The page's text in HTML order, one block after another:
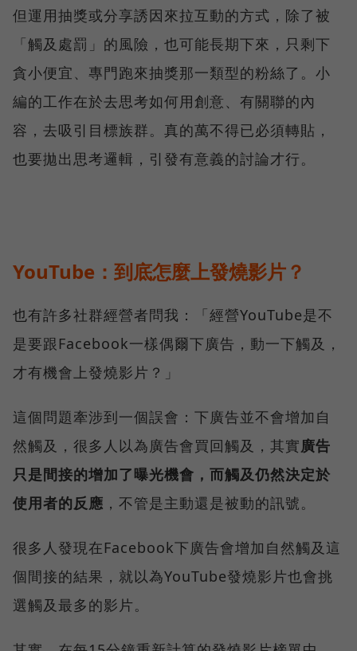
但運用抽獎或分享誘因來拉互動的方式，除了被
「觸及處罰」的風險，也可能長期下來，只剩下
貪小便宜、專門跑來抽獎那一類型的粉絲了。小
編的工作在於去思考如何用創意、有關聯的內
容，去吸引目標族群。真的萬不得已必須轉貼，
也要拋出思考邏輯，引發有意義的討論才行。
YouTube：到底怎麼上發燒影片？
也有許多社群經營者問我：「經營YouTube是不
是要跟Facebook一樣偶爾下廣告，動一下觸及，
才有機會上發燒影片？」
這個問題牽涉到一個誤會：下廣告並不會增加自
然觸及，很多人以為廣告會買回觸及，其實廣告
只是間接的增加了曝光機會，而觸及仍然決定於
使用者的反應 ，不管是主動還是被動的訊號。
很多人發現在Facebook下廣告會增加自然觸及這
個間接的結果，就以為YouTube發燒影片也會挑
選觸及最多的影片。